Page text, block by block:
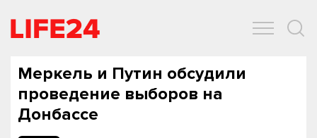
Меркель и Путин обсудили
проведение выборов на
Донбассе